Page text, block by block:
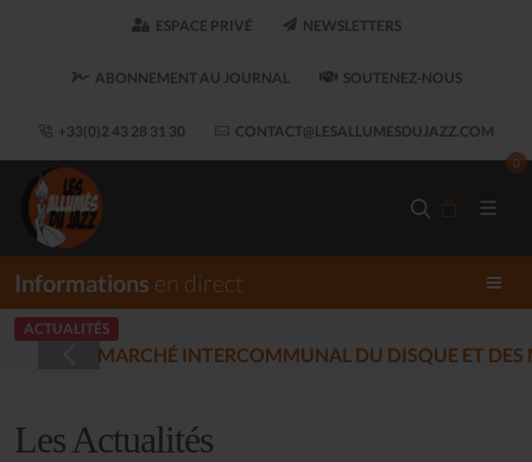
ESPACE PRIVÉ NEWSLETTERS
ABONNEMENT AU JOURNAL SOUTENEZ-NOUS
+33(0)2 43 28 31 30 CONTACT@LESALLUMESDUJAZZ.COM
0
Informations en direct
ACTUALITÉS
LES ALLUMÉS DU
Les Actualités